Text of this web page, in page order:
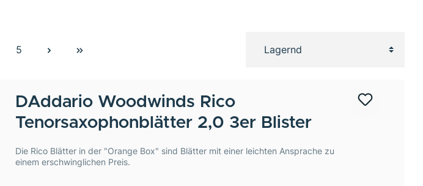
5
DAddario Woodwinds Rico
Tenorsaxophonblätter 2,0 3er Blister
Die Rico Blätter in der "Orange Box" sind Blätter mit einer leichten Ansprache zu
einem erschwinglichen Preis.